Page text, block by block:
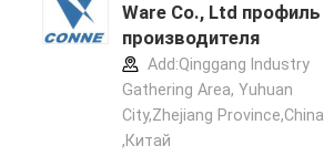
Ware Co., Ltd профиль
производителя
Add:Qinggang lndustry
Gathering Area, Yuhuan
City,Zhejiang Province,China
,Китай